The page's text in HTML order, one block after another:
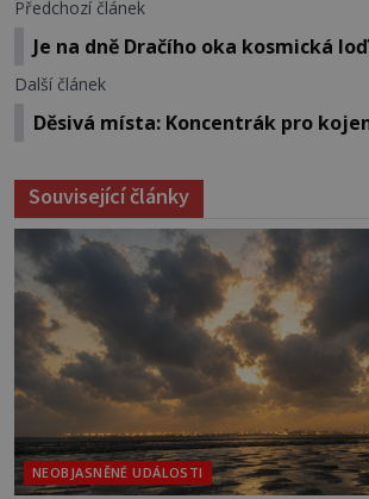
Předchozí článek
Je na dně Dračího oka kosmická
Další článek
Děsivá místa: Koncentrák pro
Související články
NEOBJASNĚNÉ UDÁLOSTI